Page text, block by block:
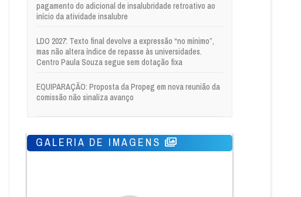
pagamento do adicional de insalubridade retroativo ao
início da atividade insalubre
LDO 2027: Texto final devolve a expressão “no mínimo”,
mas não altera índice de repasse às universidades.
Centro Paula Souza segue sem dotação fixa
EQUIPARAÇÃO: Proposta da Propeg em nova reunião da
comissão não sinaliza avanço
GALERIA DE IMAGENS